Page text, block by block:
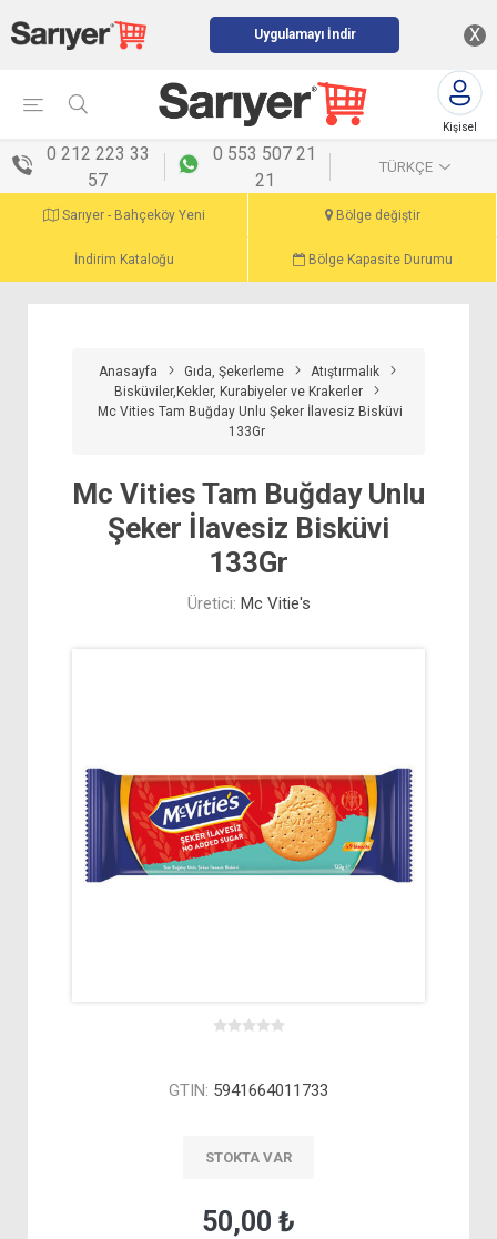
Uygulamayı İndir X
Kişisel
0 212 223 33
57
0 553 507 21
21
TÜRKÇE
Sarıyer - Bahçeköy Yeni Bölge değiştir
İndirim Kataloğu Bölge Kapasite Durumu
Anasayfa Gıda, Şekerleme
Atıştırmalık
Bisküviler,Kekler, Kurabiyeler ve Krakerler
Mc Vities Tam Buğday Unlu Şeker İlavesiz Bisküvi
133Gr
Mc Vities Tam Buğday Unlu
Şeker İlavesiz Bisküvi
133Gr
Üretici: Mc Vitie's
GTIN: 5941664011733
STOKTA VAR
50,00 ₺